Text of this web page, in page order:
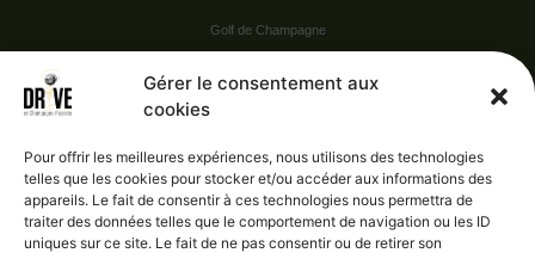
Gérer le consentement aux
cookies
Pour offrir les meilleures expériences, nous utilisons des technologies
telles que les cookies pour stocker et/ou accéder aux informations des
appareils. Le fait de consentir à ces technologies nous permettra de
traiter des données telles que le comportement de navigation ou les ID
uniques sur ce site. Le fait de ne pas consentir ou de retirer son
Golf de Champagne
Vie pratique